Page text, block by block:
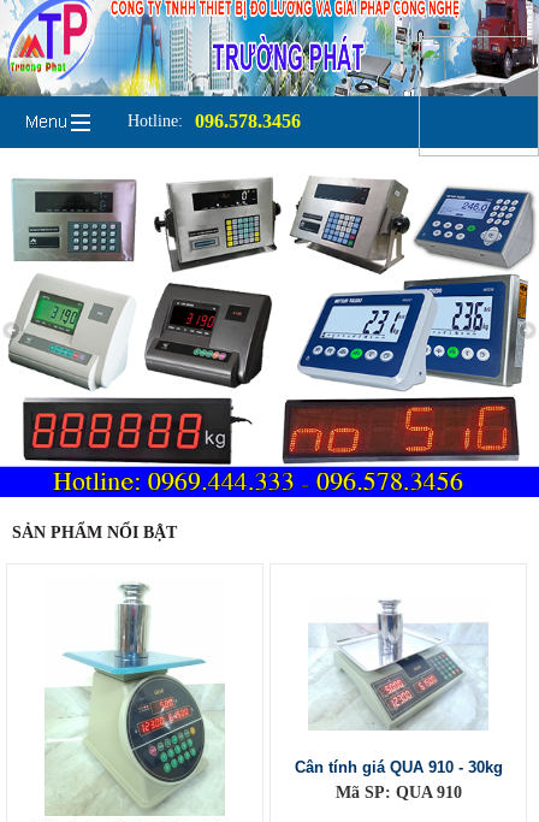
Hotline: 096.578.3456
SẢN PHẨM NỔI BẬT
Cân tính giá QUA 910 - 30kg
Mã SP: QUA 910